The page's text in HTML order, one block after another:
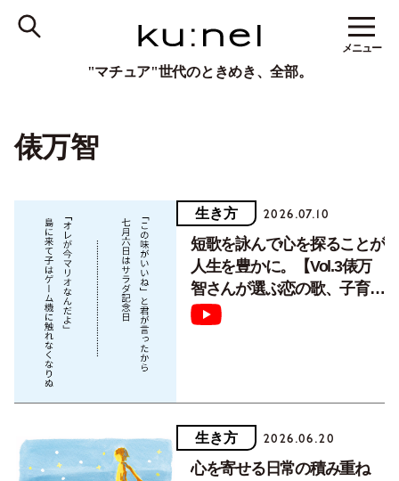
"マチュア"世代のときめき、全部。
メニュー
俵万智
生き方 2026.07.10
短歌を詠んで心を探ることが
人生を豊かに。【Vol.3俵万
智さんが選ぶ恋の歌、子育て
の歌】
生き方 2026.06.20
心を寄せる日常の積み重ね